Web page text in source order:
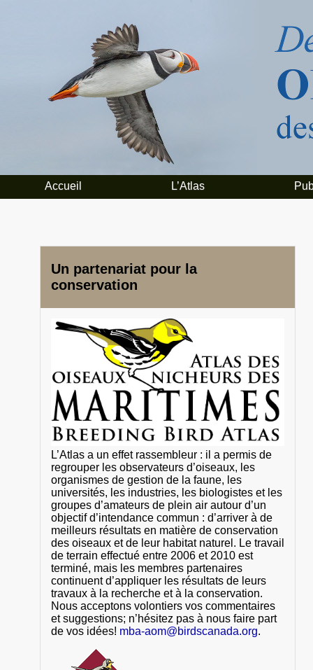
Accueil L’Atlas
Un partenariat pour la
conservation
L’Atlas a un effet rassembleur : il a permis de
regrouper les observateurs d’oiseaux, les
organismes de gestion de la faune, les
universités, les industries, les biologistes et les
groupes d’amateurs de plein air autour d’un
objectif d’intendance commun : d’arriver à de
meilleurs résultats en matière de conservation
des oiseaux et de leur habitat naturel. Le travail
de terrain effectué entre 2006 et 2010 est
terminé, mais les membres partenaires
continuent d’appliquer les résultats de leurs
travaux à la recherche et à la conservation.
Nous acceptons volontiers vos commentaires
et suggestions; n’hésitez pas à nous faire part
de vos idées! mba-aom@birdscanada.org.